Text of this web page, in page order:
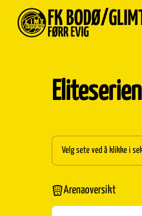
Velg sete ved å klikke i
Arenaoversikt